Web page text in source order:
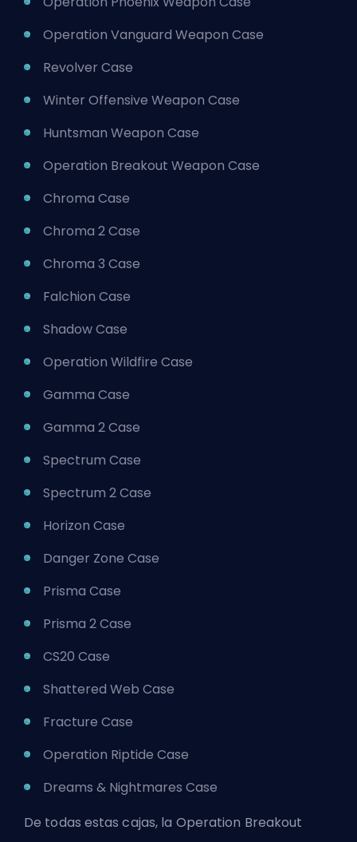
Operation Vanguard Weapon Case
Revolver Case
Winter Offensive Weapon Case
Huntsman Weapon Case
Operation Breakout Weapon Case
Chroma Case
Chroma 2 Case
Chroma 3 Case
Falchion Case
Shadow Case
Operation Wildfire Case
Gamma Case
Gamma 2 Case
Spectrum Case
Spectrum 2 Case
Horizon Case
Danger Zone Case
Prisma Case
Prisma 2 Case
CS20 Case
Shattered Web Case
Fracture Case
Operation Riptide Case
Dreams & Nightmares Case
De todas estas cajas, la Operation Breakout